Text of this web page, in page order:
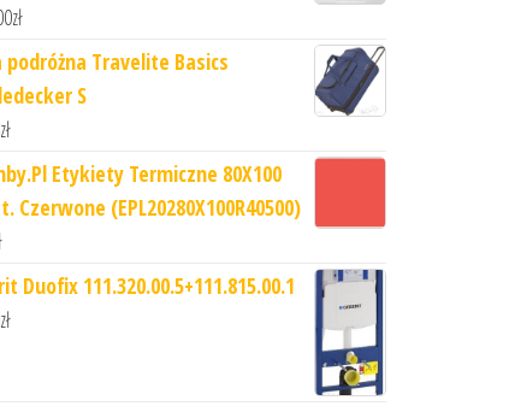
zł
podróżna Travelite Basics
S
zł
Etykiety Termiczne 80X100
Czerwone (EPL20280X100R40500)
Duofix 111.320.00.5+111.815.00.1
zł